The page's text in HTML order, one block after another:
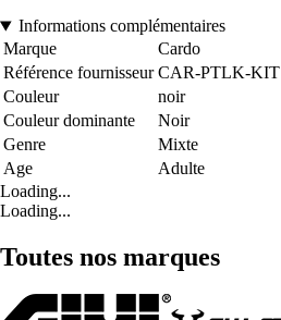
Informations complémentaires
Marque
Cardo
Référence fournisseur CAR-PTLK-KIT
Couleur
noir
Couleur dominante
Noir
Genre
Mixte
Age
Adulte
Loading...
Loading...
Toutes nos marques